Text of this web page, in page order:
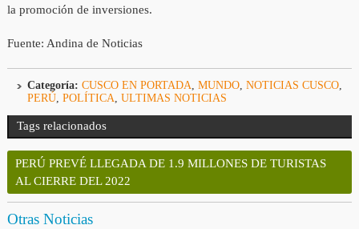
la promoción de inversiones.
Fuente: Andina de Noticias
Categoría: CUSCO EN PORTADA, MUNDO, NOTICIAS CUSCO,
PERÚ, POLÍTICA, ULTIMAS NOTICIAS
Tags relacionados
PERÚ PREVÉ LLEGADA DE 1.9 MILLONES DE TURISTAS
AL CIERRE DEL 2022
Otras Noticias